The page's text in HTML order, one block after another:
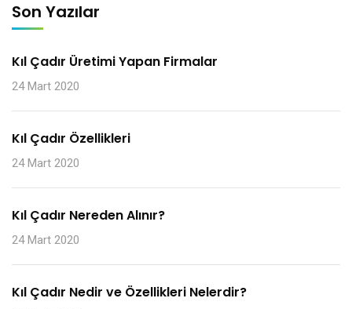
Son Yazılar
Kıl Çadır Üretimi Yapan Firmalar
24 Mart 2020
Kıl Çadır Özellikleri
24 Mart 2020
Kıl Çadır Nereden Alınır?
24 Mart 2020
Kıl Çadır Nedir ve Özellikleri Nelerdir?